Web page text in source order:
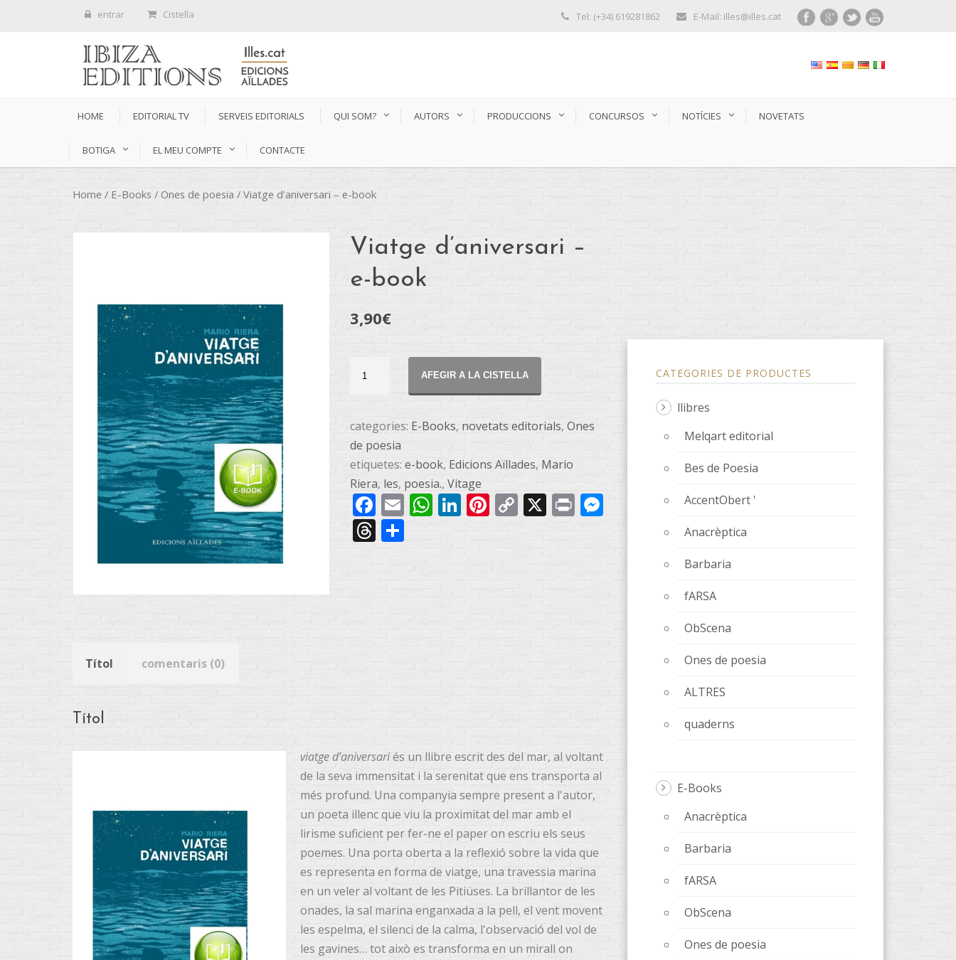
entrar Cistella Tel: (+34) 619281862 E-Mail: illes@illes.cat
HOME EDITORIAL TV SERVEIS EDITORIALS QUI SOM? AUTORS PRODUCCIONS CONCURSOS NOTÍCIES NOVETATS
BOTIGA EL MEU COMPTE CONTACTE
Home / E-Books / Ones de poesia / Viatge d’aniversari – e-book
Viatge d’aniversari –
e-book
3,90€
e-
book
quantitat
AFEGIR A LA CISTELLA
categories: E-Books, novetats editorials, Ones
de poesia
etiquetes: e-book, Edicions Aïllades, Mario
Riera, les, poesia., Vitage
Facebook
EmailWhatsApp
LinkedIn
Pinterest
Copy
X Print Messenger
Threads
Títol comentaris (0)
Títol
viatged’aniversariés un llibre escrit des del mar, al voltant
de la seva immensitat i la serenitat que ens transporta al
més profund. Una companyia sempre present a l'autor,
un poeta illenc que viu la proximitat del mar amb el
lirisme suficient per fer-ne el paper on escriu els seus
poemes. Una porta oberta a la reflexió sobre la vida que
es representa en forma de viatge, una travessia marina
en un veler al voltant de les Pitiüses. La brillantor de les
onades, la sal marina enganxada a la pell, el vent movent
les espelma, el silenci de la calma, l'observació del vol de
les gavines… tot això es transforma en un mirall on
CATEGORIES DE PRODUCTES
llibres
Melqart editorial
Bes de Poesia
AccentObert '
Anacrèptica
Barbaria
fARSA
ObScena
Ones de poesia
ALTRES
quaderns
E-Books
Anacrèptica
Barbaria
fARSA
ObScena
Ones de poesia